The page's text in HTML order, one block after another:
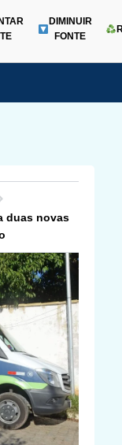
Menu
DIMINUIR
FONTE
duas novas